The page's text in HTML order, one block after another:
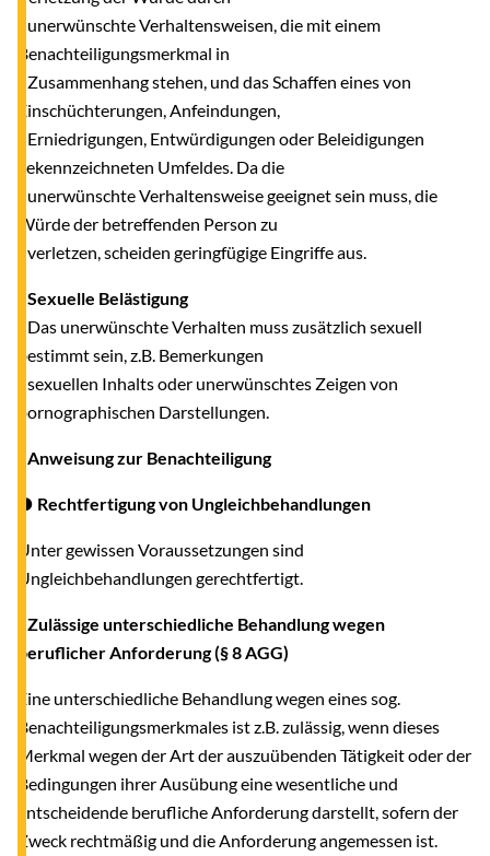
unerwünschte Verhaltensweisen, die mit einem
Benachteiligungsmerkmal in
Zusammenhang stehen, und das Schaffen eines von
Einschüchterungen, Anfeindungen,
Erniedrigungen, Entwürdigungen oder Beleidigungen
gekennzeichneten Umfeldes. Da die
unerwünschte Verhaltensweise geeignet sein muss, die
Würde der betreffenden Person zu
verletzen, scheiden geringfügige Eingriffe aus.
- Sexuelle Belästigung
Das unerwünschte Verhalten muss zusätzlich sexuell
bestimmt sein, z.B. Bemerkungen
sexuellen Inhalts oder unerwünschtes Zeigen von
pornographischen Darstellungen.
- Anweisung zur Benachteiligung
● Rechtfertigung von Ungleichbehandlungen
Unter gewissen Voraussetzungen sind
Ungleichbehandlungen gerechtfertigt.
- Zulässige unterschiedliche Behandlung wegen
beruflicher Anforderung (§ 8 AGG)
Eine unterschiedliche Behandlung wegen eines sog.
Benachteiligungsmerkmales ist z.B. zulässig, wenn dieses
Merkmal wegen der Art der auszuübenden Tätigkeit oder der
Bedingungen ihrer Ausübung eine wesentliche und
entscheidende berufliche Anforderung darstellt, sofern der
Zweck rechtmäßig und die Anforderung angemessen ist.